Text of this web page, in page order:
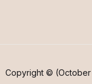
Copyright © (October